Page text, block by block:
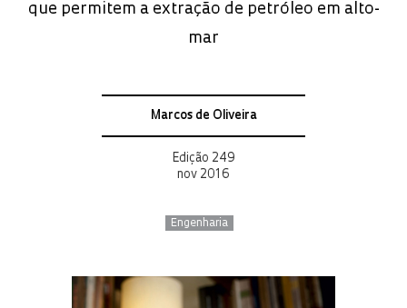
que permitem a extração de petróleo em alto-
mar
Marcos de Oliveira
Edição 249
nov 2016
Engenharia